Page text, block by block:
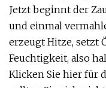
Jetzt beginnt der
und einmal
erzeugt Hitze, setzt
Feuchtigkeit, also
Klicken Sie hier für